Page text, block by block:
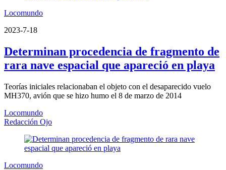
Locomundo
2023-7-18
Determinan procedencia de fragmento de
rara nave espacial que apareció en playa
Teorías iniciales relacionaban el objeto con el desaparecido vuelo
MH370, avión que se hizo humo el 8 de marzo de 2014
Locomundo
Redacción Ojo
Locomundo